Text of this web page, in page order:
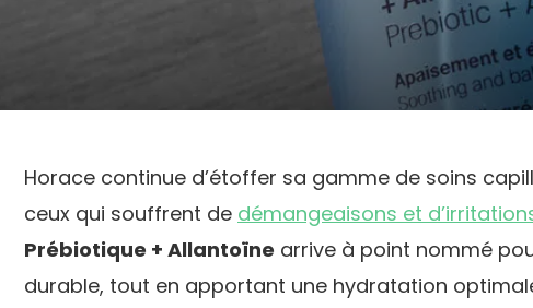
Horace continue d’étoffer sa gamme de soins
ceux qui souffrent de démangeaisons et
Prébiotique + Allantoïne arrive à point nommé
durable, tout en apportant une hydratation